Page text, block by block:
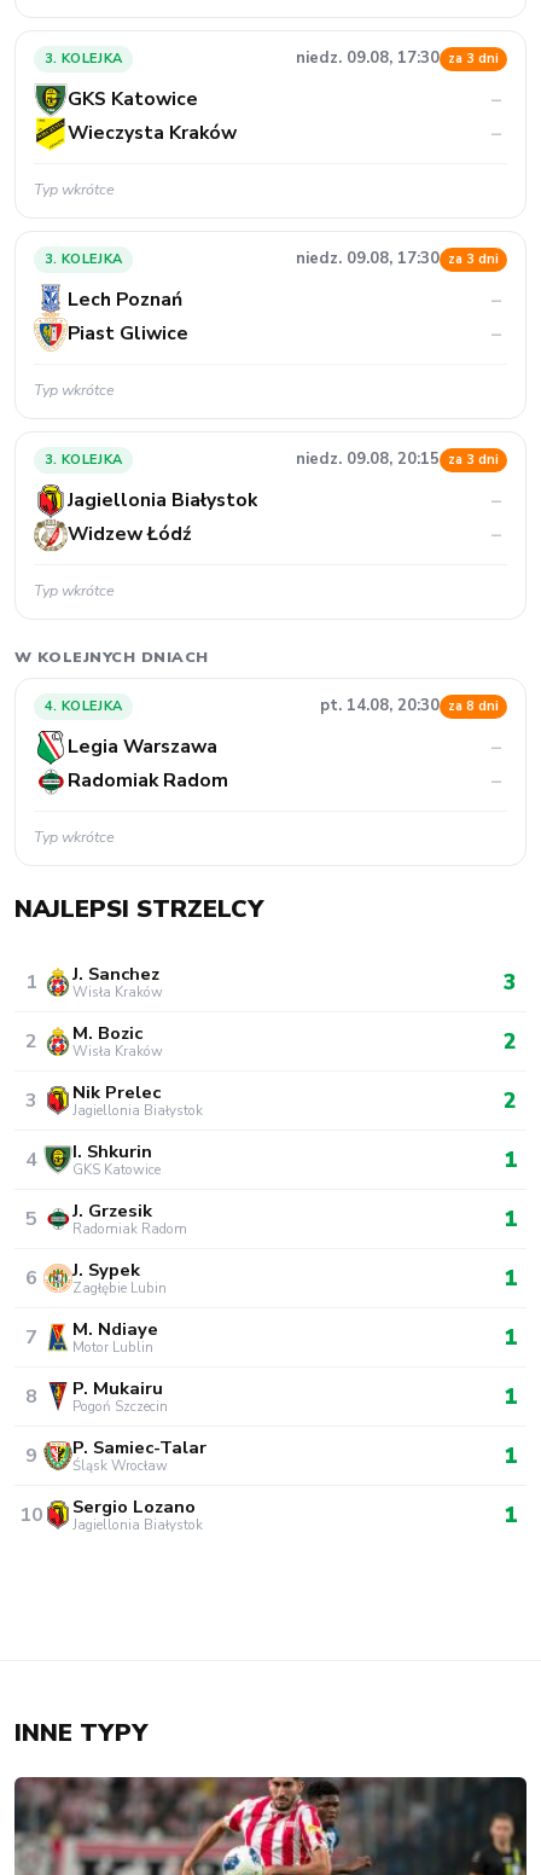
3. KOLEJKA niedz. 09.08, 17:30 za 3 dni
GKS Katowice
–
Wieczysta Kraków
–
Typ wkrótce
3. KOLEJKA niedz. 09.08, 17:30 za 3 dni
Lech Poznań
–
Piast Gliwice
–
Typ wkrótce
3. KOLEJKA niedz. 09.08, 20:15 za 3 dni
Jagiellonia Białystok
–
Widzew Łódź
–
Typ wkrótce
W KOLEJNYCH DNIACH
4. KOLEJKA pt. 14.08, 20:30 za 8 dni
Legia Warszawa
–
Radomiak Radom
–
Typ wkrótce
NAJLEPSI STRZELCY
1 J. Sanchez
Wisła Kraków 3
2 M. Bozic
Wisła Kraków 2
3 Nik Prelec
Jagiellonia Białystok 2
4 I. Shkurin
GKS Katowice 1
5 J. Grzesik
Radomiak Radom 1
6 J. Sypek
Zagłębie Lubin 1
7 M. Ndiaye
Motor Lublin 1
8 P. Mukairu
Pogoń Szczecin 1
9 P. Samiec-Talar
Śląsk Wrocław 1
10 Sergio Lozano
Jagiellonia Białystok 1
INNE TYPY